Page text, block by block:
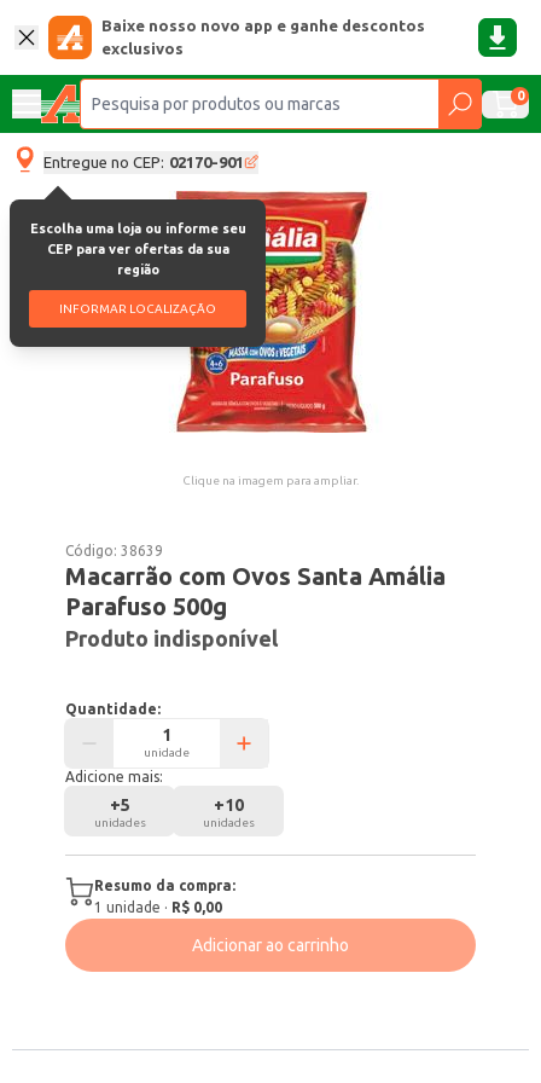
Baixe nosso novo app e ganhe descontos
exclusivos
0
Entregue no CEP: 02170-901
Escolha uma loja ou informe seu
CEP para ver ofertas da sua
região
INFORMAR LOCALIZAÇÃO
Clique na imagem para ampliar.
Código:38639
Macarrão com Ovos Santa Amália
Parafuso 500g
Produto indisponível
Quantidade:
unidade
Adicione mais:
+5
unidades
+10
unidades
Resumo da compra:
1 unidade · R$ 0,00
Adicionar ao carrinho